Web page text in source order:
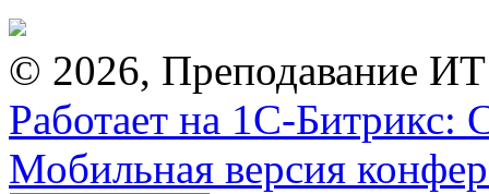
© 2026, Преподавание
Работает на 1С-Битрикс:
Мобильная версия